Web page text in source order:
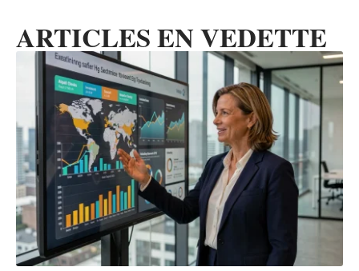
ARTICLES EN VEDETTE